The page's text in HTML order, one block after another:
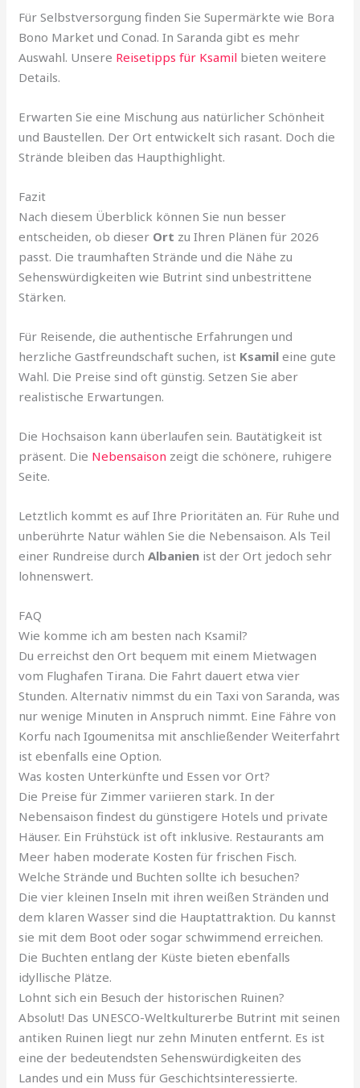
Für Selbstversorgung finden Sie Supermärkte wie Bora
Bono Market und Conad. In Saranda gibt es mehr
Auswahl. Unsere Reisetipps für Ksamil bieten weitere
Details.
Erwarten Sie eine Mischung aus natürlicher Schönheit
und Baustellen. Der Ort entwickelt sich rasant. Doch die
Strände bleiben das Haupthighlight.
Fazit
Nach diesem Überblick können Sie nun besser
entscheiden, ob dieser Ort zu Ihren Plänen für 2026
passt. Die traumhaften Strände und die Nähe zu
Sehenswürdigkeiten wie Butrint sind unbestrittene
Stärken.
Für Reisende, die authentische Erfahrungen und
herzliche Gastfreundschaft suchen, ist Ksamil eine gute
Wahl. Die Preise sind oft günstig. Setzen Sie aber
realistische Erwartungen.
Die Hochsaison kann überlaufen sein. Bautätigkeit ist
präsent. Die Nebensaison zeigt die schönere, ruhigere
Seite.
Letztlich kommt es auf Ihre Prioritäten an. Für Ruhe und
unberührte Natur wählen Sie die Nebensaison. Als Teil
einer Rundreise durchAlbanien ist der Ort jedoch sehr
lohnenswert.
FAQ
Wie komme ich am besten nach Ksamil?
Du erreichst den Ort bequem mit einem Mietwagen
vom Flughafen Tirana. Die Fahrt dauert etwa vier
Stunden. Alternativ nimmst du ein Taxi von Saranda, was
nur wenige Minuten in Anspruch nimmt. Eine Fähre von
Korfu nach Igoumenitsa mit anschließender Weiterfahrt
ist ebenfalls eine Option.
Was kosten Unterkünfte und Essen vor Ort?
Die Preise für Zimmer variieren stark. In der
Nebensaison findest du günstigere Hotels und private
Häuser. Ein Frühstück ist oft inklusive. Restaurants am
Meer haben moderate Kosten für frischen Fisch.
Welche Strände und Buchten sollte ich besuchen?
Die vier kleinen Inseln mit ihren weißen Stränden und
dem klaren Wasser sind die Hauptattraktion. Du kannst
sie mit dem Boot oder sogar schwimmend erreichen.
Die Buchten entlang der Küste bieten ebenfalls
idyllische Plätze.
Lohnt sich ein Besuch der historischen Ruinen?
Absolut! Das UNESCO-Weltkulturerbe Butrint mit seinen
antiken Ruinen liegt nur zehn Minuten entfernt. Es ist
eine der bedeutendsten Sehenswürdigkeiten des
Landes und ein Muss für Geschichtsinteressierte.